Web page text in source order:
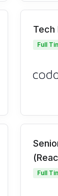
Tech
Full
Full